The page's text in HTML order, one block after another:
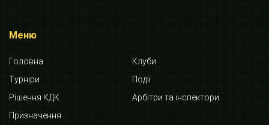
Меню
Головна
Клуби
Турніри
Події
Рішення КДК
Арбітри та інспектори
Призначення